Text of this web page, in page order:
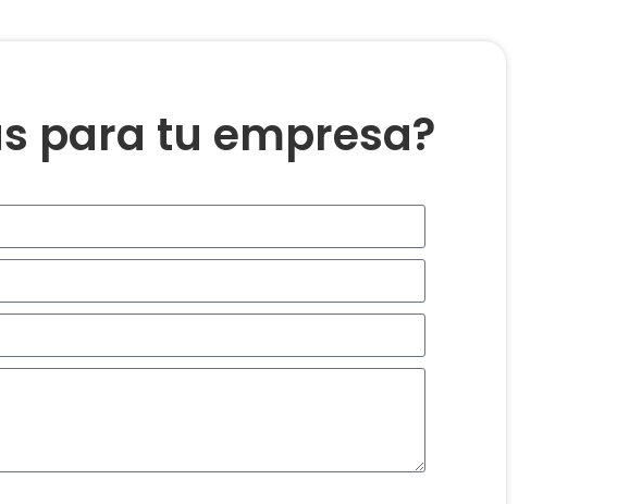
para tu empresa?